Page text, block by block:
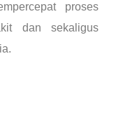
proses
dan sekaligus